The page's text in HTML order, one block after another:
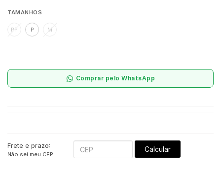
TAMANHOS
PP P M
Comprar pelo WhatsApp
Frete e prazo:
Não sei meu CEP
Calcular